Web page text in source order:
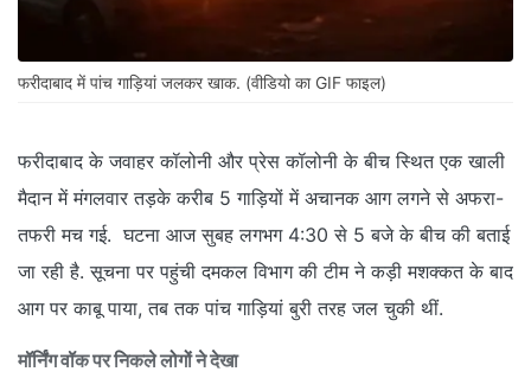
फरीदाबाद में पांच गाड़ियां जलकर खाक. (वीडियो का GIF फाइल)
फरीदाबाद के जवाहर कॉलोनी और प्रेस कॉलोनी के बीच स्थित एक खाली
मैदान में मंगलवार तड़के करीब 5 गाड़ियों में अचानक आग लगने से अफरा-
तफरी मच गई. घटना आज सुबह लगभग 4:30 से 5 बजे के बीच की बताई
जा रही है. सूचना पर पहुंची दमकल विभाग की टीम ने कड़ी मशक्कत के बाद
आग पर काबू पाया, तब तक पांच गाड़ियां बुरी तरह जल चुकी थीं.
मॉर्न‍िंग वॉक पर निकले लोगों ने देखा